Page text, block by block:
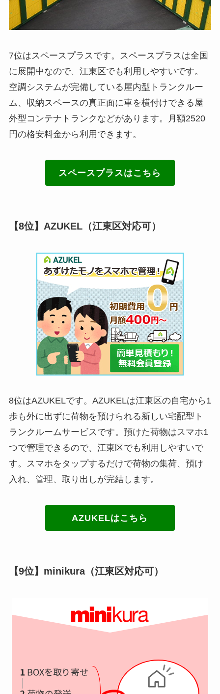
7位はスペースプラスです。スペースプラスは全国
に展開中なので、江東区でも利用しやすいです。
空調システムが完備している屋内型トランクルー
ム、収納スペースの真正面に車を横付けできる屋
外型コンテナトランクなどがあります。月額2520
円の格安料金から利用できます。
スペースプラスはこちら
【8位】AZUKEL（江東区対応可）
8位はAZUKELです。AZUKELは江東区の自宅から1
歩も外に出ずに荷物を預けられる新しい宅配型ト
ランクルームサービスです。預けた荷物はスマホ1
つで管理できるので、江東区でも利用しやすいで
す。スマホをタップするだけで荷物の集荷、預け
入れ、管理、取り出しが完結します。
AZUKELはこちら
【9位】minikura（江東区対応可）